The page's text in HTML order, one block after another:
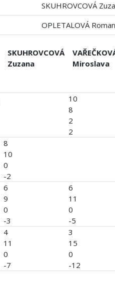
SKUHROVCOVÁ
OPLETALOVÁ
SKUHROVCOVÁ
Zuzana
Miroslava
10
8
2
2
8
10
0
-2
6
9
0
-3
6
11
0
-5
4
11
0
-7
3
15
0
-12